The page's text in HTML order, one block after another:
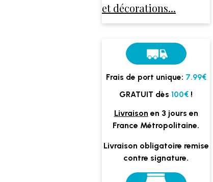
et décorations...
Frais de port unique: 7.99€
GRATUIT dès 100€ !
Livraison en 3 jours en
France Métropolitaine.
Livraison obligatoire remise
contre signature.